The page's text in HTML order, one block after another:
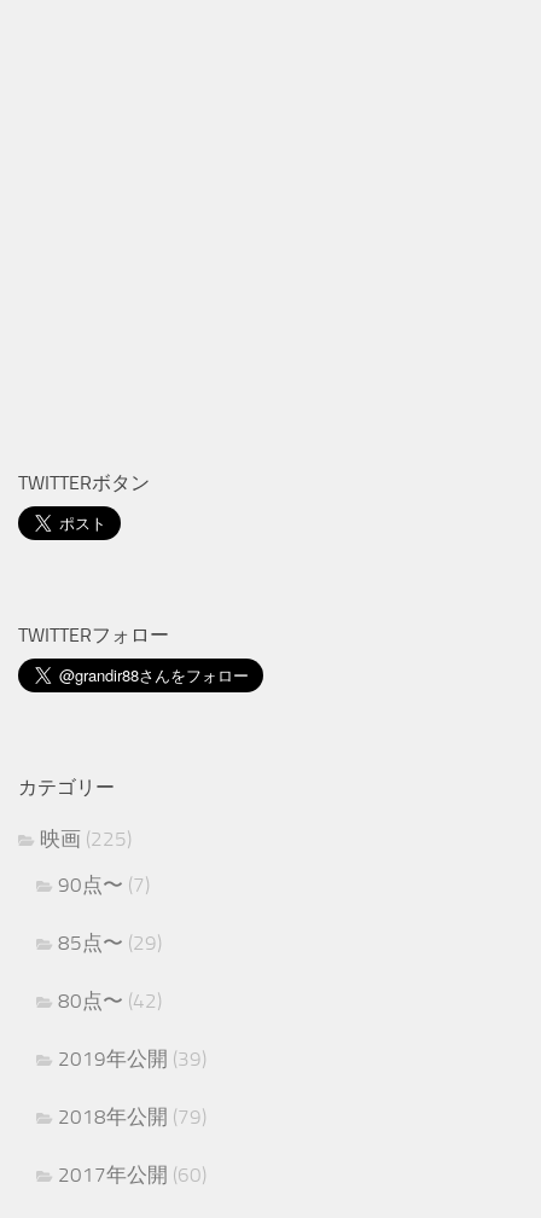
TWITTERボタン
TWITTERフォロー
カテゴリー
映画 (225)
90点〜 (7)
85点〜 (29)
80点〜 (42)
2019年公開 (39)
2018年公開 (79)
2017年公開 (60)